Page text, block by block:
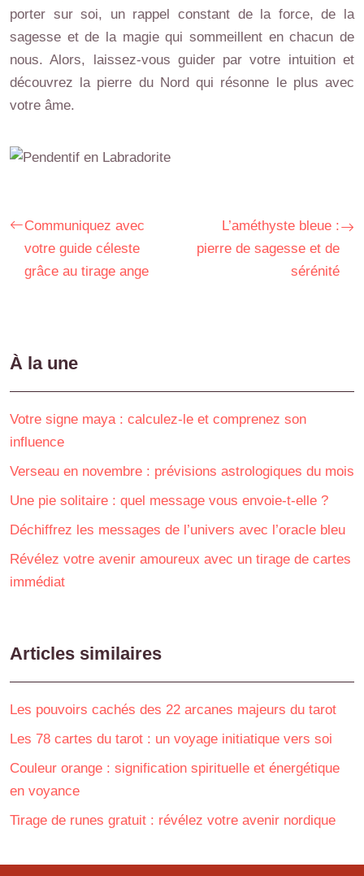
porter sur soi, un rappel constant de la force, de la
sagesse et de la magie qui sommeillent en chacun de
nous. Alors, laissez-vous guider par votre intuition et
découvrez la pierre du Nord qui résonne le plus avec
votre âme.
Communiquez avec
votre guide céleste
grâce au tirage ange
L’améthyste bleue :
pierre de sagesse et de
sérénité
À la une
Votre signe maya : calculez-le et comprenez son
influence
Verseau en novembre : prévisions astrologiques du mois
Une pie solitaire : quel message vous envoie-t-elle ?
Déchiffrez les messages de l’univers avec l’oracle bleu
Révélez votre avenir amoureux avec un tirage de cartes
immédiat
Articles similaires
Les pouvoirs cachés des 22 arcanes majeurs du tarot
Les 78 cartes du tarot : un voyage initiatique vers soi
Couleur orange : signification spirituelle et énergétique
en voyance
Tirage de runes gratuit : révélez votre avenir nordique